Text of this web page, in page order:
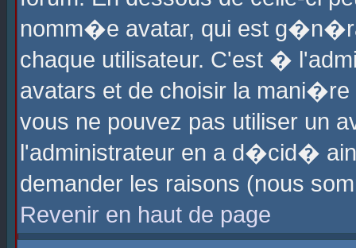
nomm�e avatar, qui est
chaque utilisateur. C'est �
avatars et de choisir la
vous ne pouvez pas utiliser un
l'administrateur en a d�cid�
demander les raisons (nous
Revenir en haut de page